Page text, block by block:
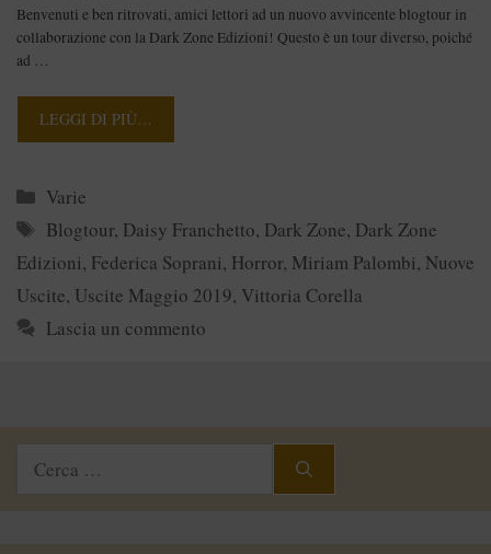
Benvenuti e ben ritrovati, amici lettori ad un nuovo avvincente blogtour in
collaborazione con la Dark Zone Edizioni! Questo è un tour diverso, poiché
ad …
LEGGI DI PIÙ…
Categorie
Varie
Tag
Blogtour, Daisy Franchetto, Dark Zone, Dark Zone
Edizioni, Federica Soprani, Horror, Miriam Palombi, Nuove
Uscite, Uscite Maggio 2019, Vittoria Corella
Lascia un commento
Ricerca